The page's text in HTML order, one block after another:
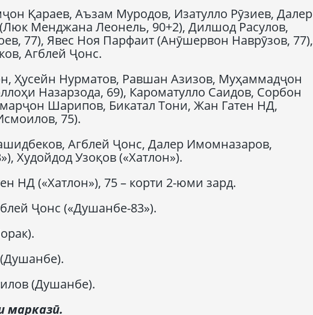
Қараев, Аъзам Муродов, Изатулло Рӯзиев, Далер
Менджана Леонель, 90+2), Дилшод Расулов,
77), Явес Ноя Парфаит (Анӯшервон Наврӯзов, 77),
Агблей Ҷонс.
Ҳусейн Нурматов, Равшан Азизов, Муҳаммадҷон
Назарзода, 69), Кароматулло Саидов, Сорбон
Шарипов, Бикатал Тони, Жан Гатен НД,
75).
Агблей Ҷонс, Далер Имомназаров,
Худойдод Узоқов («Хатлон»).
НД («Хатлон»), 75 – корти 2-юми зард.
Ҷонс («Душанбе-83»).
(Душанбе).
марказӣ.